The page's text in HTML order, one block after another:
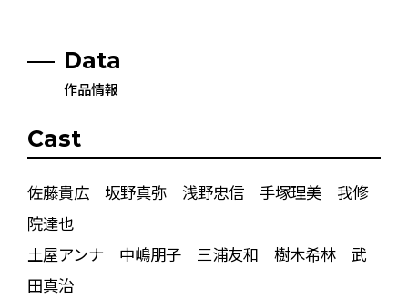
Data
作品情報
Cast
佐藤貴広 坂野真弥 浅野忠信 手塚理美 我修
院達也
土屋アンナ 中嶋朋子 三浦友和 樹木希林 武
田真治